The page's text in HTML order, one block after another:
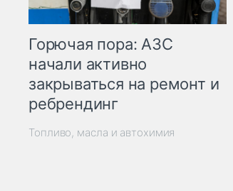
Горючая пора: АЗС
начали активно
закрываться на ремонт и
ребрендинг
Топливо, масла и автохимия